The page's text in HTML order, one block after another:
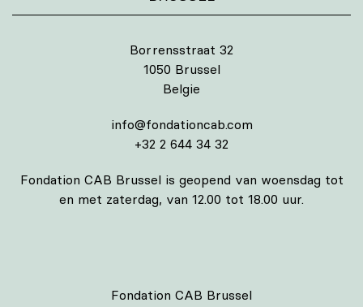
Borrensstraat 32
1050 Brussel
Belgie
info@fondationcab.com
+32 2 644 34 32
Fondation CAB Brussel is geopend van woensdag tot
en met zaterdag, van 12.00 tot 18.00 uur.
Fondation CAB Brussel